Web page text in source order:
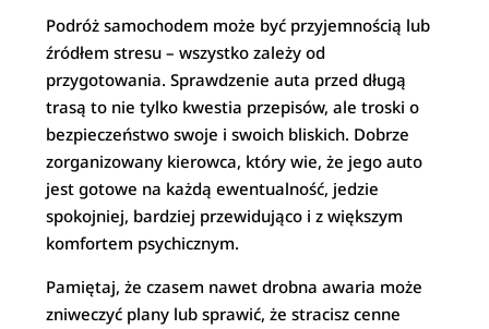
Podróż samochodem może być przyjemnością lub
źródłem stresu – wszystko zależy od
przygotowania. Sprawdzenie auta przed długą
trasą to nie tylko kwestia przepisów, ale troski o
bezpieczeństwo swoje i swoich bliskich. Dobrze
zorganizowany kierowca, który wie, że jego auto
jest gotowe na każdą ewentualność, jedzie
spokojniej, bardziej przewidująco i z większym
komfortem psychicznym.
Pamiętaj, że czasem nawet drobna awaria może
zniweczyć plany lub sprawić, że stracisz cenne